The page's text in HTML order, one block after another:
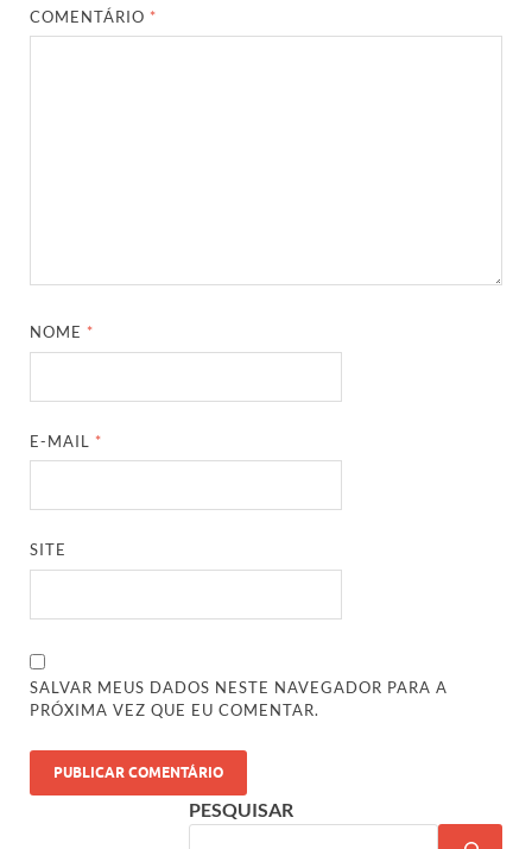
COMENTÁRIO *
NOME *
E-MAIL *
SITE
SALVAR MEUS DADOS NESTE NAVEGADOR PARA A
PRÓXIMA VEZ QUE EU COMENTAR.
PESQUISAR